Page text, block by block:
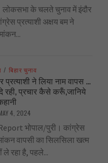
लोकसभा के चलते चुनाव में इंदौर
प्रत्याशी अक्षय बम ने
/ बिहार चुनाव
ने लिया नाम वापस …
दे रही, प्रचार कैसे करूँ,जानिये
4, 2024
भोपाल/पुरी। कांग्रेस
वापसी का सिलसिला खत्म
ले रहा है, पहले...